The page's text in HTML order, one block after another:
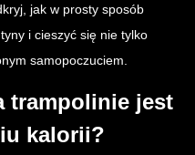
jak w prosty sposób
i cieszyć się nie tylko
samopoczuciem.
trampolinie jest
kalorii?